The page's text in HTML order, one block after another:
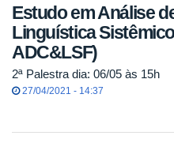
Estudo em Análise
Linguística
ADC&LSF)
2ª Palestra dia: 06/05 às 15h
27/04/2021 - 14:37